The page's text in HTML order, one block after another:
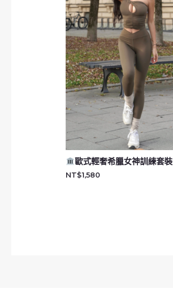
歐式輕奢希臘女神訓練套裝
NT$1,580